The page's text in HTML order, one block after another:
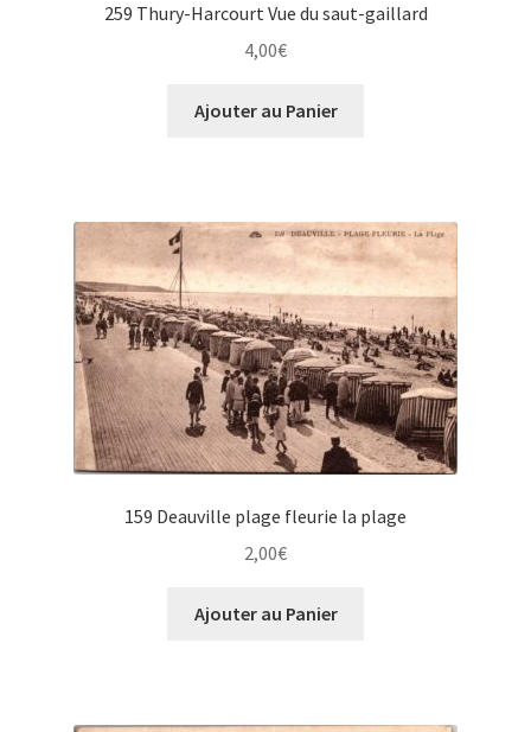
259 Thury-Harcourt Vue du saut-gaillard
4,00€
Ajouter au Panier
159 Deauville plage fleurie la plage
2,00€
Ajouter au Panier